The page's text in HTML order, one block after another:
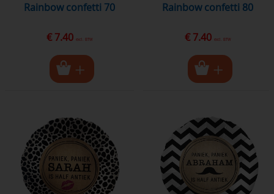
Rainbow confetti 70
€ 7.40 excl. BTW
Rainbow confetti 80
€ 7.40 excl. BTW